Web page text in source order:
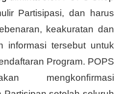
Partisipasi, dan harus
keakuratan dan
informasi tersebut untuk
Program. POPS
mengkonﬁrmasi